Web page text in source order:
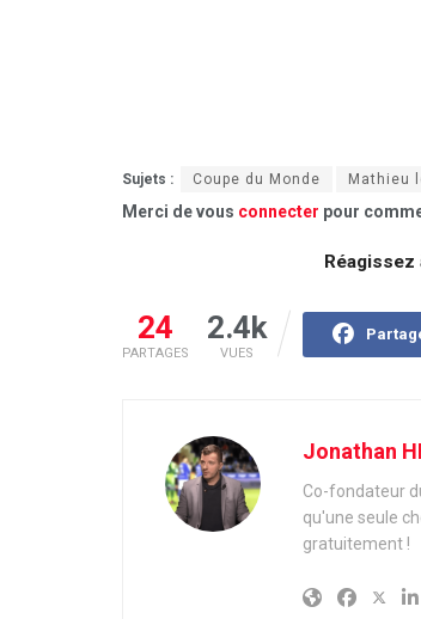
Sujets : Coupe du Monde Mathieu
Merci de vous connecter pour
24
PARTAGES
2.4k
VUES
Jonathan
Co-fondateur
qu'une seule
gratuitement !